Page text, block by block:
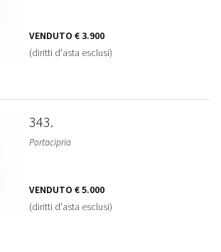
VENDUTO € 3.900
(diritti d'asta esclusi)
343
Portacipria
VENDUTO € 5.000
(diritti d'asta esclusi)